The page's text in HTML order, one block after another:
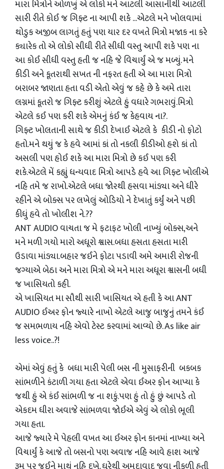
મારા મિત્રોને ઓળખું એ લોકો મને આટલી આસાનીથી આટલી
સારી રીતે કોઈ જ ગિફ્ટ ના આપી શકે ...એટલે મને ખોલવામાં
થોડુક અજીબ લાગતું હતું પણ યાર દર વખતે મિત્રો મજાક ના કરે
ક્યારેક તો એ લોકો સીધી રીતે સીધી વસ્તુ આપી શકે પણ ના
આ કોઈ સીધી વસ્તુ હતી જ નહિ જે વિચાર્યું એ જ મળ્યું. મને
કીડી અને કૂતરાથી સખત ની નફરત હતી એ આ મારા મિત્રો
બરાબર જાણતા હતા વડી એતો એવું જ કહે છે કે અમે તારા
લગ્નમાં કૂતરો જ ગિફ્ટ કરીશું એટલે હું વધારે ગભરાવું.મિત્રો
એટલે કઈ પણ કરી શકે એમનું કંઈ જ કેહવાય ના?.
ગિફ્ટ ખોલતાની સાથે જ કીડી દેખાઈ એટલે કે કીડી નો ફોટો
હતો.મને થયું જ કે હવે આમાં કાં તો નકલી કીડીઓ હશે કાં તો
અસલી પણ હોઈ શકે આ મારા મિત્રો છે કઈ પણ કરી
શકે.એટલે મેં કહ્યું ધન્યવાદ મિત્રો આપડે હવે આ ગિફ્ટ ખોલીએ
નહિ તમે જ રાખો.એટલે બધા જોરથી હસવા માંડ્યા અને ધીરે
રહીને એ બોક્સ પર લખેલું ઓડિયો ને દેખાતું કર્યું અને પછી
કીધું હવે તો ખોલીશ ને.??
ANT AUDIO વાચતા જ મે ફટાફટ ખોલી નાખ્યું બોક્સ,અને
મને મળી ગયો મારો અધૂરો શ્વાસ.બધા હસતા હસતા મારી
ઉડાવા માંડ્યા.બહાર જઈને ફોટા પડાવી અમે અમારી રોજની
જગ્યાએ બેઠા અને મારા મિત્રો એ મને મારા અધૂરા શ્વાસની બધી
જ ખાસિયતો કહી.
એ ખાસિયત મા સૌથી સારી ખાસિયત એ હતી કે આ ANT
AUDIO ઈઅર ફોન જ્યારે નાખો એટલે આજુ બાજુનું તમને કંઈ
જ સમભળાય નહિ એવો ટેસ્ટ કરવામાં આવ્યો છે. As like air
less voice..?!
એમાં એવું હતું કે બધા મારી પેલી બસ ની મુસાફરીની બકબક
સાંભળીને કંટાળી ગયા હતા એટલે એવા ઈઅર ફોન આપ્યા કે
જથી હું એ કંઈ સાંભળી જ ના શકું.પણ હું તો હું છું આપડે તો
એકદમ ધીરા અવાજે સાંભળવા જોઈએ એવું એ લોકો ભૂલી
ગયા હતા.
આજે જ્યારે મે પેહલી વખત આ ઈઅર ફોન કાનમાં નાખ્યા અને
વિચાર્યું કે આજે તો બસનો પણ અવાજ નહિ આવે હાશ આજે